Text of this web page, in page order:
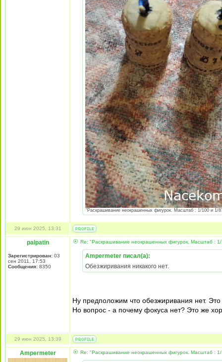
"Раскрашивание неокрашенных фигурок. Масштаб : 1/100 и 1/
29 июн 2025, 13:31
palpatin
Зарегистрирован: 03
сен 2011, 17:53
Сообщения: 8350
Re: "Раскрашивание неокрашенных фигурок. Масштаб :
Ampermeter писал(а):
Обезжиривания никакого нет.
Ну предположим что обезжиривания нет.
Но вопрос - а почему фокуса нет? Это же
29 июн 2025, 13:39
Ampermeter Re: "Раскрашивание неокрашенных фигурок. Масштаб :